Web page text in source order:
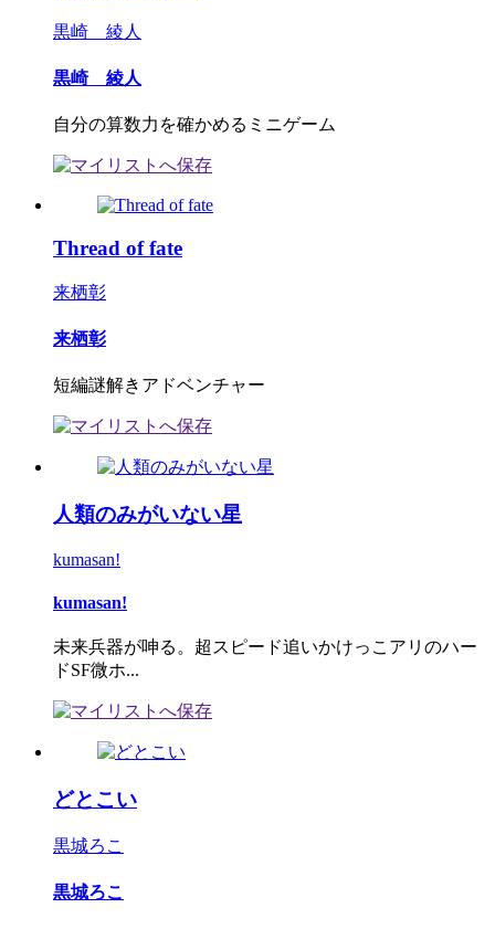
黒崎 綾人
黒崎 綾人
自分の算数力を確かめるミニゲーム
Thread of fate
来栖彰
来栖彰
短編謎解きアドベンチャー
人類のみがいない星
kumasan!
kumasan!
未来兵器が呻る。超スピード追いかけっこアリのハー
ドSF微ホ...
どとこい
黒城ろこ
黒城ろこ